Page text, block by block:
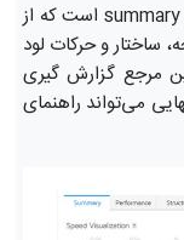
یکی از قابلیت‌های جدید جی تی متریکس تب summary است که از
ساختار و حرکات لود
مرجع گزارش گیری
می‌تواند راهنمای